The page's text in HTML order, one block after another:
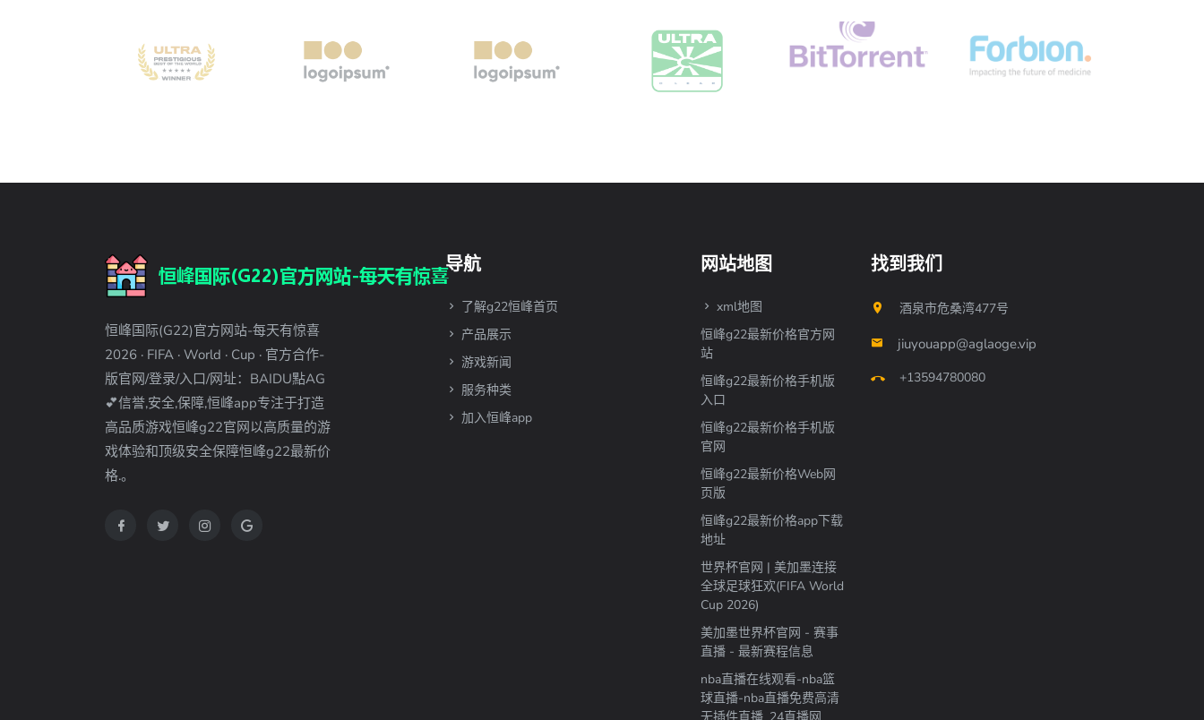
恒峰国际(G22)官方网站-每天有惊喜
2026 · FIFA · World · Cup · 官方合作-
版官网/登录/入口/网址：BAIDU點AG
💕信誉,安全,保障,恒峰app专注于打造
高品质游戏恒峰g22官网以高质量的游
戏体验和顶级安全保障恒峰g22最新价
格.。
导航
了解g22恒峰首页
产品展示
游戏新闻
服务种类
加入恒峰app
网站地图
xml地图
恒峰g22最新价格官方网
站
恒峰g22最新价格手机版
入口
恒峰g22最新价格手机版
官网
恒峰g22最新价格Web网
页版
恒峰g22最新价格app下载
地址
世界杯官网 | 美加墨连接
全球足球狂欢(FIFA World
Cup 2026)
美加墨世界杯官网 - 赛事
直播 - 最新赛程信息
nba直播在线观看-nba篮
球直播-nba直播免费高清
找到我们
酒泉市危桑湾477号
jiuyouapp@aglaoge.vip
+13594780080